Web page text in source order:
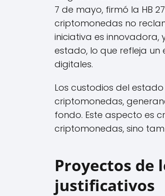
7 de mayo, firmó la HB
criptomonedas no
iniciativa es innovadora,
estado, lo que refleja
digitales.
Los custodios del
criptomonedas,
fondo. Este aspecto es
criptomonedas, sino
Proyectos de
justificativos